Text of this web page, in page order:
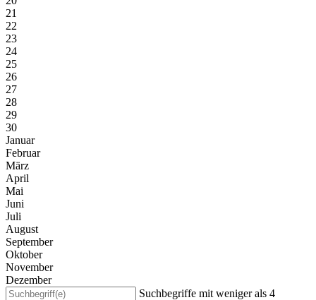
21
22
23
24
25
26
27
28
29
30
Januar
Februar
März
April
Mai
Juni
Juli
August
September
Oktober
November
Dezember
Suchbegriffe mit weniger als 4